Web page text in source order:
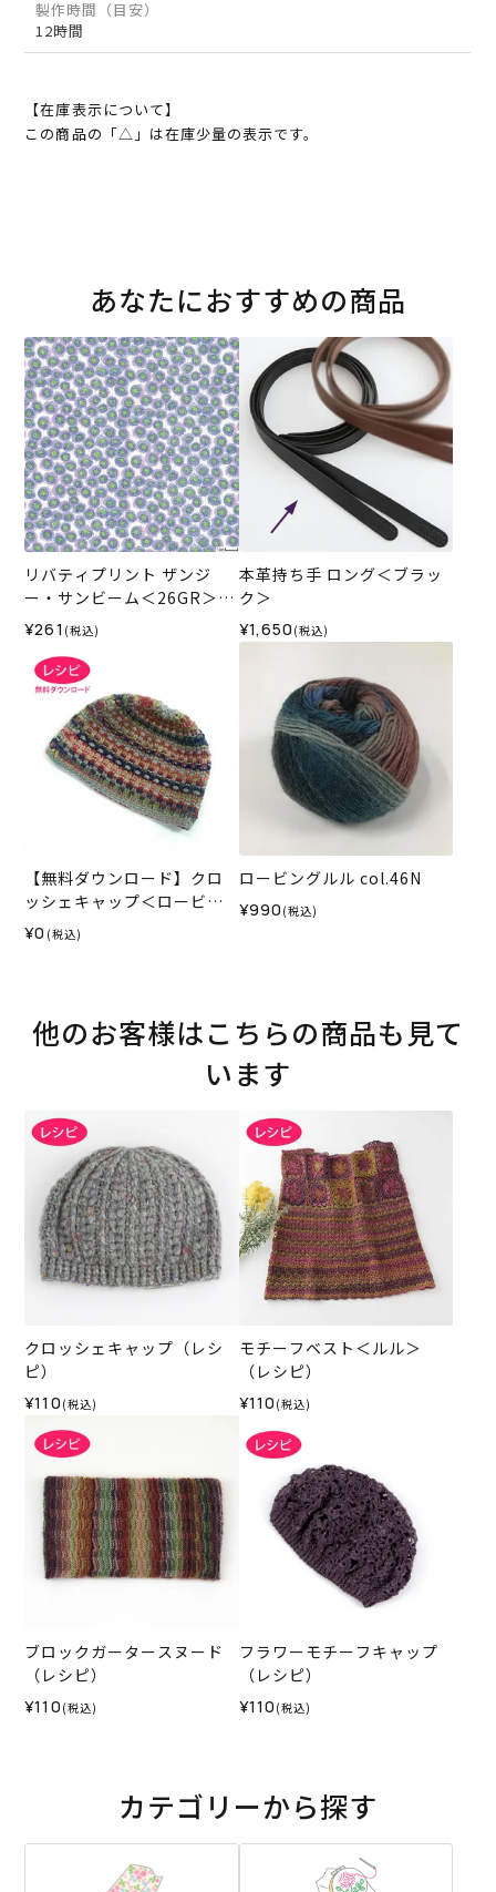
製作時間（目安）
12時間
【在庫表示について】
この商品の「△」は在庫少量の表示です。
あなたにおすすめの商品
リバティプリント ザンジ
ー・サンビーム＜26GR＞生
地 （ホビーラホビーレオリ
ジナル）2025SS
¥261 (税込)
本革持ち手 ロング＜ブラッ
ク＞
¥1,650 (税込)
【無料ダウンロード】クロ
ッシェキャップ＜ロービン
グルル＞（レシピ）
¥0 (税込)
ロービングルル col.46N
¥990 (税込)
他のお客様はこちらの商品も見て
います
クロッシェキャップ（レシ
ピ）
¥110 (税込)
モチーフベスト＜ルル＞
（レシピ）
¥110 (税込)
ブロックガータースヌード
（レシピ）
¥110 (税込)
フラワーモチーフキャップ
（レシピ）
¥110 (税込)
カテゴリーから探す